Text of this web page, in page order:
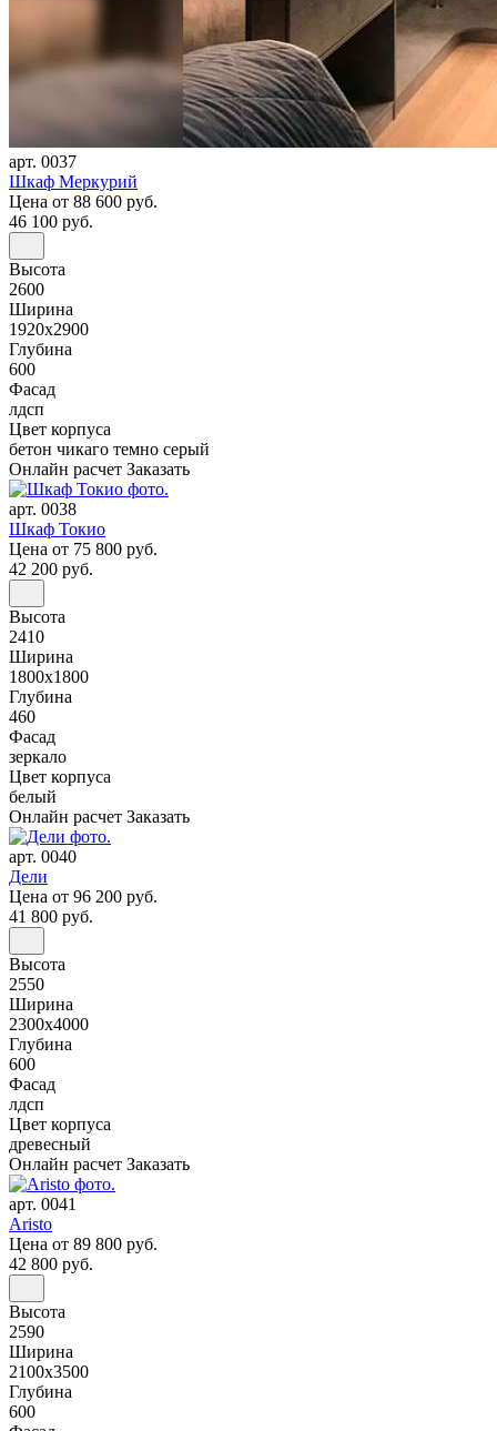
арт. 0037
Шкаф Меркурий
Цена от 88 600 руб.
46 100 руб.
Высота
2600
Ширина
1920x2900
Глубина
600
Фасад
лдсп
Цвет корпуса
бетон чикаго темно серый
Онлайн расчет Заказать
арт. 0038
Шкаф Токио
Цена от 75 800 руб.
42 200 руб.
Высота
2410
Ширина
1800x1800
Глубина
460
Фасад
зеркало
Цвет корпуса
белый
Онлайн расчет Заказать
арт. 0040
Дели
Цена от 96 200 руб.
41 800 руб.
Высота
2550
Ширина
2300x4000
Глубина
600
Фасад
лдсп
Цвет корпуса
древесный
Онлайн расчет Заказать
арт. 0041
Aristo
Цена от 89 800 руб.
42 800 руб.
Высота
2590
Ширина
2100x3500
Глубина
600